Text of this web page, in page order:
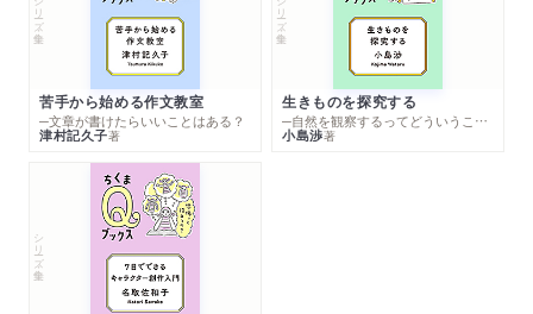
シリーズ・全集
苦手から始める作文教室
─文章が書けたらいいことはある？
津村記久子著
シリーズ・全集
生きものを探究する
─自然を観察するってどういうこと？
小島渉著
シリーズ・全集